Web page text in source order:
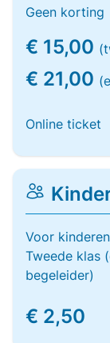
Geen korting
€ 15,00
€ 21,00
Online ticket
Voor
Tweede klas
begeleider)
€ 2,50